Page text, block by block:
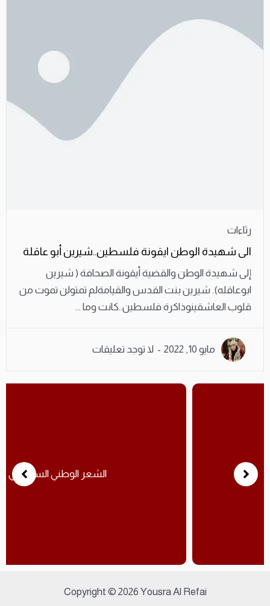
رثاءات
الى شهيدة الوطن ايقونة فلسطين..شيرين أبو عاقلة
إلى شهيدة الوطن والقضية أيقونة الصحافة ( شيرين
ابوعاقله). شيرين بنت القدس والقيامةلم تمتولن تموت من
قلوب العاشقينوذاكرة فلسطين..كانت وما ...
مايو 10, 2022 لا توجد تعليقات
الشعر الوطني السياسيي
Copyright © 2026 Yousra Al Refai